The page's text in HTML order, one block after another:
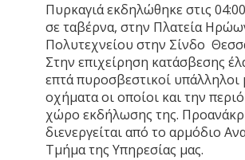
Πυρκαγιά εκδηλώθηκε στις
σε ταβέρνα, στην Πλατεία
Πολυτεχνείου στην Σίνδο
Στην επιχείρηση κατάσβεσης
επτά πυροσβεστικοί υπάλληλοι
οχήματα οι οποίοι και την
χώρο εκδήλωσης της.
διενεργείται από το αρμόδιο
Τμήμα της Υπηρεσίας μας.